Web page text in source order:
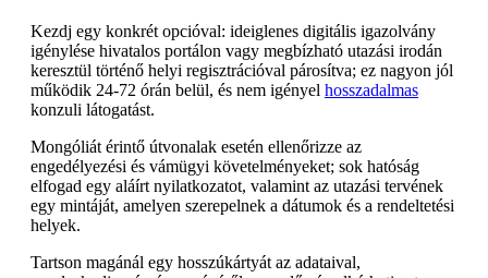
Kezdj egy konkrét opcióval: ideiglenes digitális igazolvány
igénylése hivatalos portálon vagy megbízható utazási irodán
keresztül történő helyi regisztrációval párosítva; ez nagyon jól
működik 24-72 órán belül, és nem igényel hosszadalmas
konzuli látogatást.
Mongóliát érintő útvonalak esetén ellenőrizze az
engedélyezési és vámügyi követelményeket; sok hatóság
elfogad egy aláírt nyilatkozatot, valamint az utazási tervének
egy mintáját, amelyen szerepelnek a dátumok és a rendeltetési
helyek.
Tartson magánál egy hosszúkártyát az adataival,